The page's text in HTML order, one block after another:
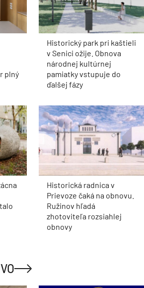
plný
Historický park pri kaštieli
v Senici ožije. Obnova
národnej kultúrnej
pamiatky vstupuje do
ďalšej fázy
Historická radnica v
Prievoze čaká na obnovu.
Ružinov hľadá
zhotoviteľa rozsiahlej
obnovy